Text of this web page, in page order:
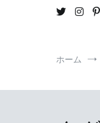
ホーム